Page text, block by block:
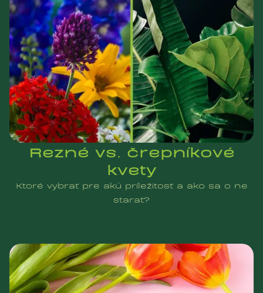
Rezné vs. črepníkové
kvety
Ktoré vybrať pre akú príležitosť a ako sa o ne
starať?